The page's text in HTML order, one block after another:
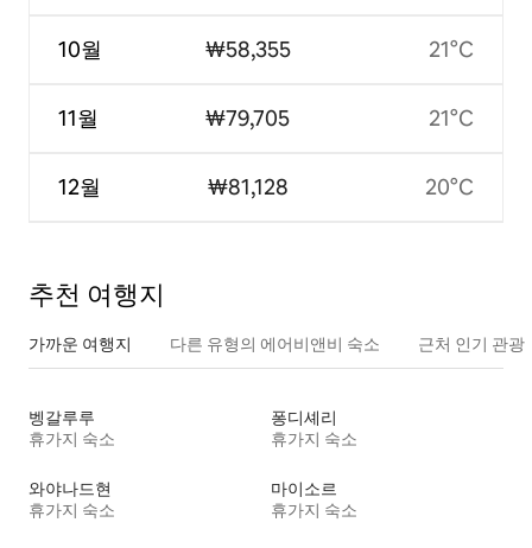
10월
11월
12월
₩58,355
₩79,705
₩81,128
21°C
21°C
20°C
추천 여행지
가까운 여행지 다른 유형의 에어비앤비 숙소 근처 인기 관광
벵갈루루
휴가지 숙소
퐁디셰리
휴가지 숙소
와야나드현
휴가지 숙소
마이소르
휴가지 숙소